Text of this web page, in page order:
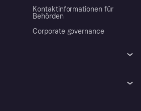
Kontaktinformationen für
Behörden
Corporate governance